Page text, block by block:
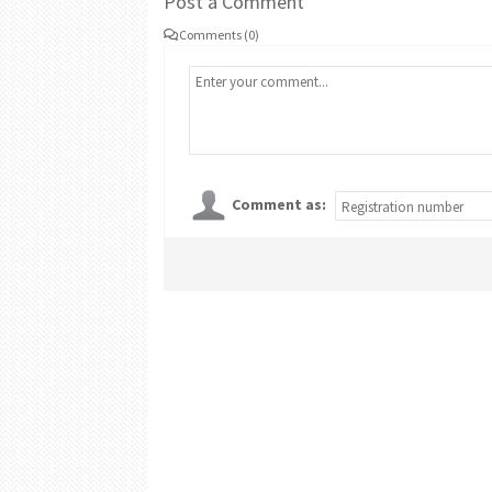
Comments (0)
Comment as: